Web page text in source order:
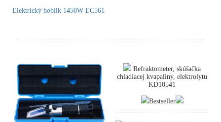
Elektrický hoblík 1450W EC561
Refraktometer, skúšačka
chladiacej kvapaliny, elektrolytu
KD10541
Bestseller